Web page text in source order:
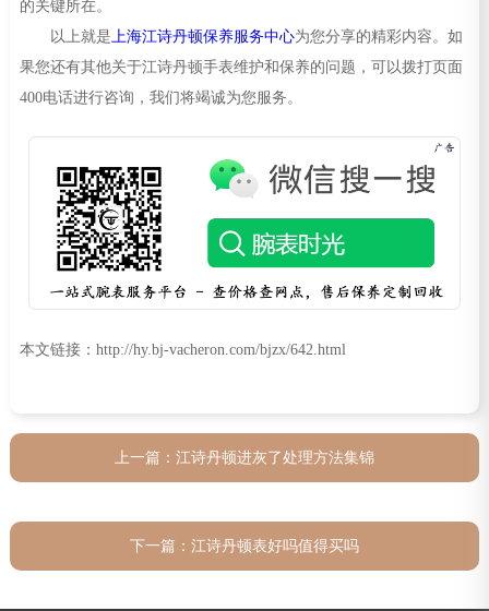
的关键所在。
以上就是 上海江诗丹顿保养服务中心为您分享的精彩内容。如
果您还有其他关于江诗丹顿手表维护和保养的问题，可以拨打页面
400电话进行咨询，我们将竭诚为您服务。
本文链接：http://hy.bj-vacheron.com/bjzx/642.html
上一篇： 江诗丹顿进灰了处理方法集锦
下一篇： 江诗丹顿表好吗值得买吗